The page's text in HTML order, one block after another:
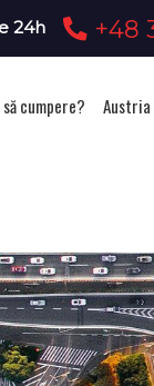
24h +48
să cumpere? Austria